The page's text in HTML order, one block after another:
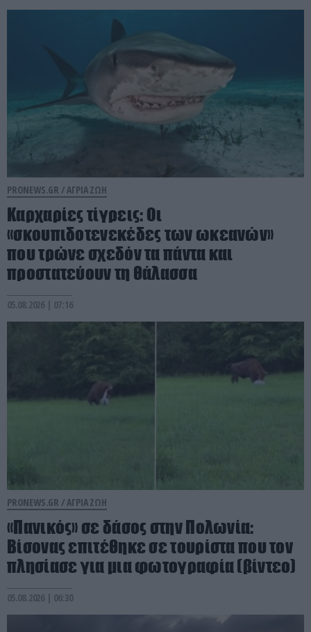
PRONEWS.GR /ΑΓΡΙΑ ΖΩΗ
Καρχαρίες τίγρεις: Οι
«σκουπιδοτενεκέδες των ωκεανών»
που τρώνε σχεδόν τα πάντα και
προστατεύουν τη θάλασσα
05.08.2026 | 07:16
PRONEWS.GR /ΑΓΡΙΑ ΖΩΗ
«Πανικός» σε δάσος στην Πολωνία:
Βίσονας επιτέθηκε σε τουρίστα που τον
πλησίασε για μια φωτογραφία (βίντεο)
05.08.2026 | 06:30